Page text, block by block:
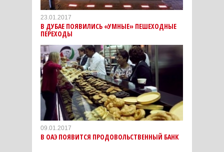
23.01.2017
В ДУБАЕ ПОЯВИЛИСЬ «УМНЫЕ» ПЕШЕХОДНЫЕ
ПЕРЕХОДЫ
09.01.2017
В ОАЭ ПОЯВИТСЯ ПРОДОВОЛЬСТВЕННЫЙ БАНК